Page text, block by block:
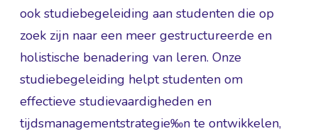
ook studiebegeleiding aan studenten die op
zoek zijn naar een meer gestructureerde en
holistische benadering van leren. Onze
studiebegeleiding helpt studenten om
effectieve studievaardigheden en
tijdsmanagementstrategie‰n te ontwikkelen,